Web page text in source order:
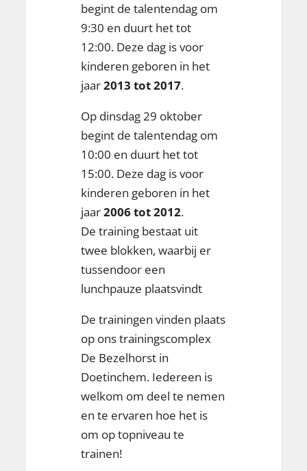
begint de talentendag om
9:30 en duurt het tot
12:00. Deze dag is voor
kinderen geboren in het
jaar2013 tot 2017.
Op dinsdag 29 oktober
begint de talentendag om
10:00 en duurt het tot
15:00. Deze dag is voor
kinderen geboren in het
jaar2006 tot 2012.
De training bestaat uit
twee blokken, waarbij er
tussendoor een
lunchpauze plaatsvindt
De trainingen vinden plaats
op ons trainingscomplex
De Bezelhorst in
Doetinchem. Iedereen is
welkom om deel te nemen
en te ervaren hoe het is
om op topniveau te
trainen!